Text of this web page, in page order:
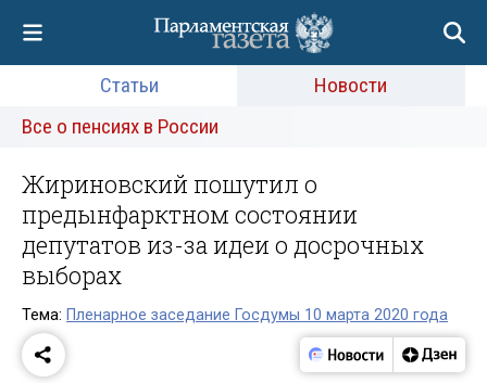
Статьи
Новости
Все о пенсиях в России
Жириновский пошутил о
предынфарктном состоянии
депутатов из-за идеи о досрочных
выборах
Тема: Пленарное заседание Госдумы 10 марта 2020 года